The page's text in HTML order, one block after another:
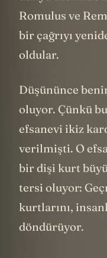
dünya üzerinde
Romulus ve
bir çağrıyı
Düşününce
oluyor. Çünkü
efsanevi ikiz
verilmişti. O
bir dişi kurt
tersi oluyor:
kurtlarını,